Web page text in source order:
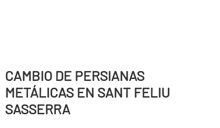
CAMBIO DE PERSIANAS
METÁLICAS EN SANT FELIU
SASSERRA